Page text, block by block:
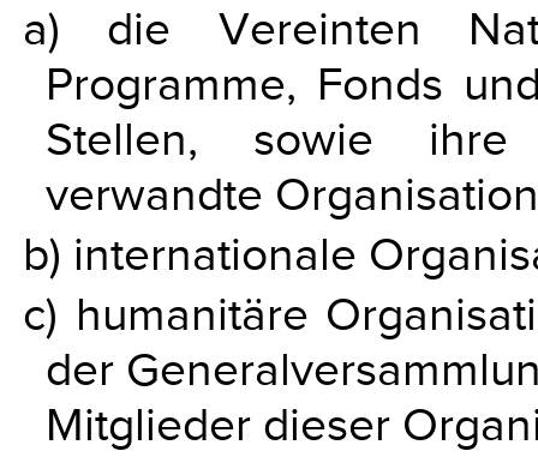
a) die Vereinten
Programme, Fonds
Stellen, sowie ihre
verwandte
b) internationale
c) humanitäre
der
Mitglieder dieser